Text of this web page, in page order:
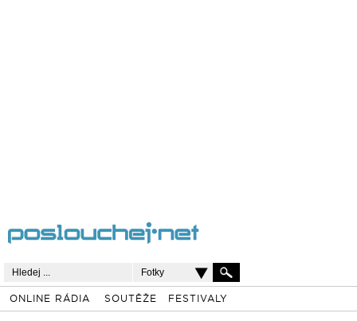
Fotky
ONLINE RÁDIA SOUTĚŽE FESTIVALY